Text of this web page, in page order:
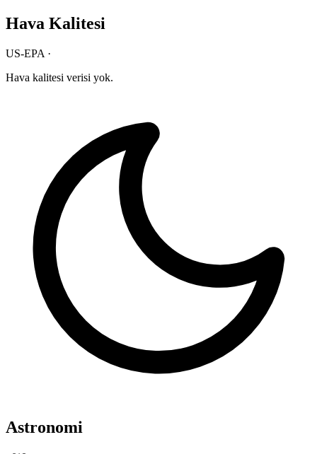
Hava Kalitesi
US-EPA ·
Hava kalitesi verisi yok.
Astronomi